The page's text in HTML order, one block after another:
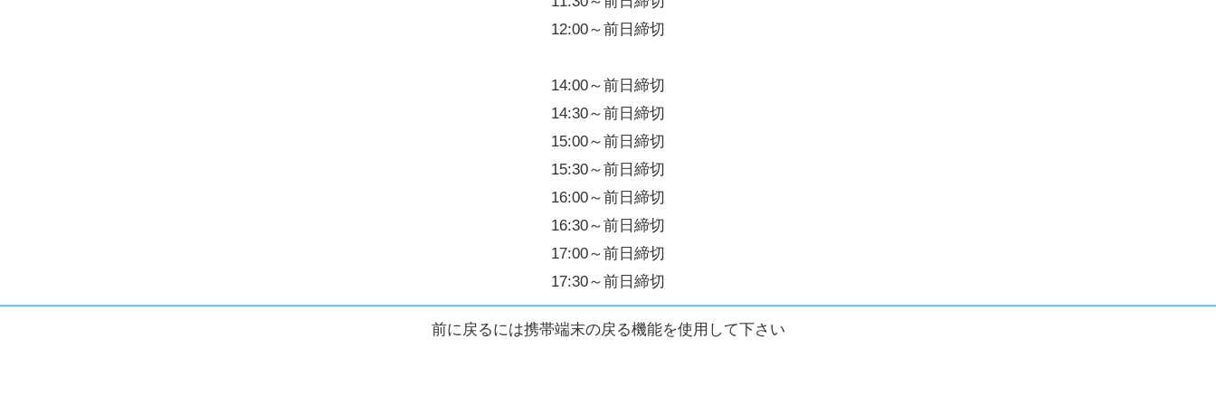
12:00～前日締切
14:00～前日締切
14:30～前日締切
15:00～前日締切
15:30～前日締切
16:00～前日締切
16:30～前日締切
17:00～前日締切
17:30～前日締切
前に戻るには携帯端末の戻る機能を使用して下さい